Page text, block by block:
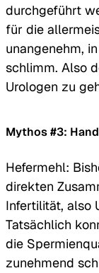
durchgeführt
für die
unangenehm,
schlimm. Also
Urologen zu
Mythos #3:
Hefermehl:
direkten
Infertilität, also
Tatsächlich
die
zunehmend